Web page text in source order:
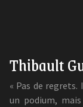
Thibault
« Pas de
un podium,